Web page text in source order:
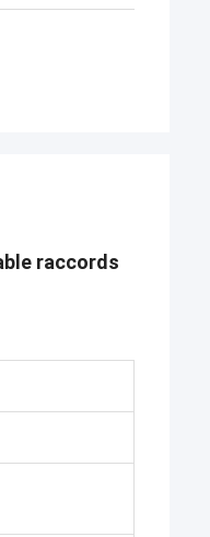
raccords